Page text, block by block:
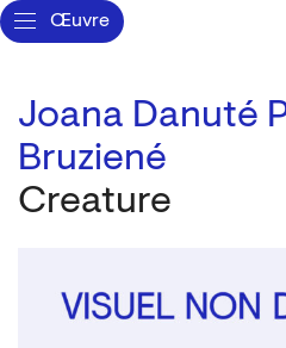
Œuvre
Joana Danuté
Bruziené
Creature